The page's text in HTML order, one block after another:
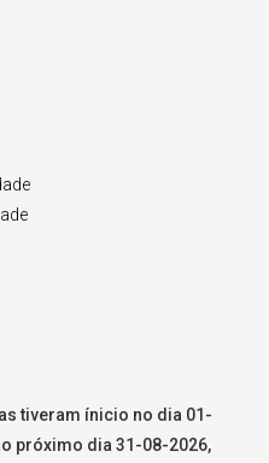
tiveram ínicio no dia 01-
próximo dia 31-08-2026,